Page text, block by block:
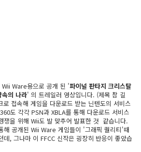
Wii Ware용으로 공개 된 '파이널 판타지 크리스탈
의 나라' 의 트레일러 영상입니다. (제목 참 길
로 접속해 게임을 다운로드 받는 닌텐도의 서비스
도 각각 PSN과 XBLA를 통해 다운로드 서비스
쟁을 위해 Wii도 발 맞추어 발표한 것 같습니다.
해 공개된 Wii Ware 게임들이 '그래픽 퀄리티'때
데, 그나마 이 FFCC 신작은 굉장히 반응이 좋았습